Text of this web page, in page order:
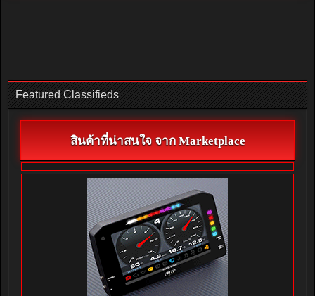
Featured Classifieds
สินค้าที่น่าสนใจ จาก Marketplace